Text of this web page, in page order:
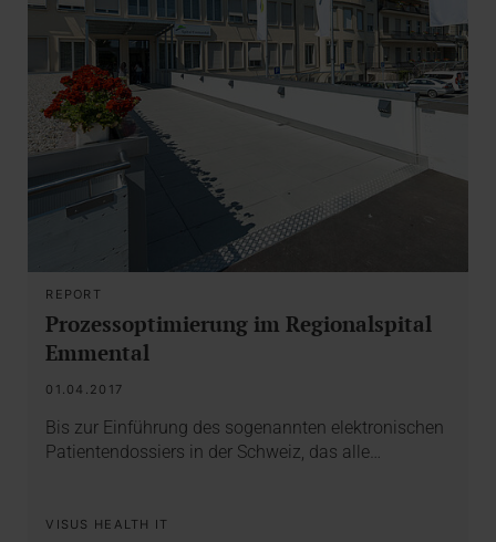
REPORT
Prozessoptimierung im Regionalspital
Emmental
01.04.2017
Bis zur Einführung des sogenannten elektronischen
Patientendossiers in der Schweiz, das alle…
VISUS HEALTH IT